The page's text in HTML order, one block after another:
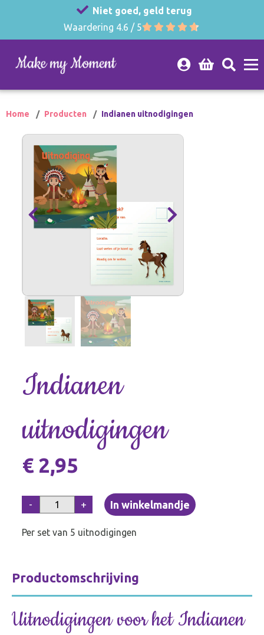
Niet goed, geld terug
Waardering 4.6 / 5
Home Producten Indianen uitnodigingen
Indianen
uitnodigingen
€ 2,95
- +
Per set van 5 uitnodigingen
Productomschrijving
Uitnodigingen voor het Indianen